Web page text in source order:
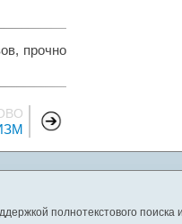
прочно
полнотекстового поиска